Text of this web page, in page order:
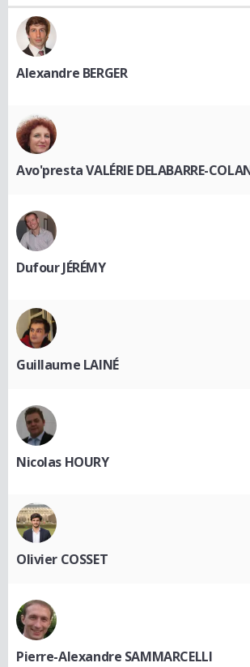
Alexandre BERGER
Avo'presta VALÉRIE DELABARRE-
Dufour JÉRÉMY
Guillaume LAINÉ
Nicolas HOURY
Olivier COSSET
Pierre-Alexandre SAMMARCELLI